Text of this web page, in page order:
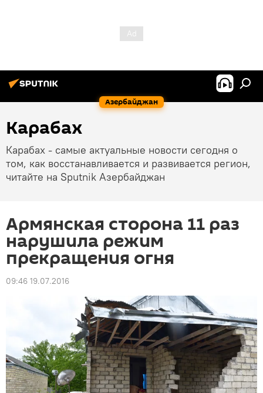
Азербайджан
Карабах
Карабах - самые актуальные новости сегодня о
том, как восстанавливается и развивается регион,
читайте на Sputnik Азербайджан
Армянская сторона 11 раз
нарушила режим
прекращения огня
09:46 19.07.2016